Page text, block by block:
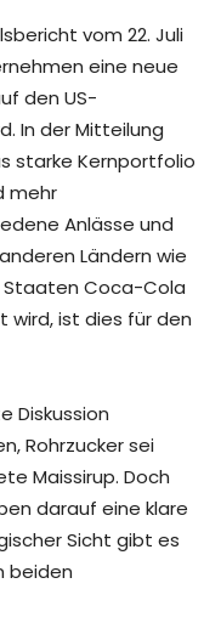
vom 22. Juli
eine neue
den US-
In der Mitteilung
starke Kernportfolio
mehr
Anlässe und
Ländern wie
Staaten Coca-Cola
wird, ist dies für den
Diskussion
Rohrzucker sei
Maissirup. Doch
darauf eine klare
Sicht gibt es
beiden